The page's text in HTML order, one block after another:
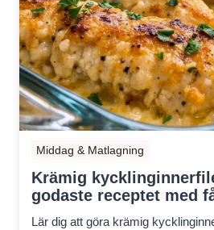
Middag & Matlagning
Krämig
godaste receptet med
Lär dig att göra krämig